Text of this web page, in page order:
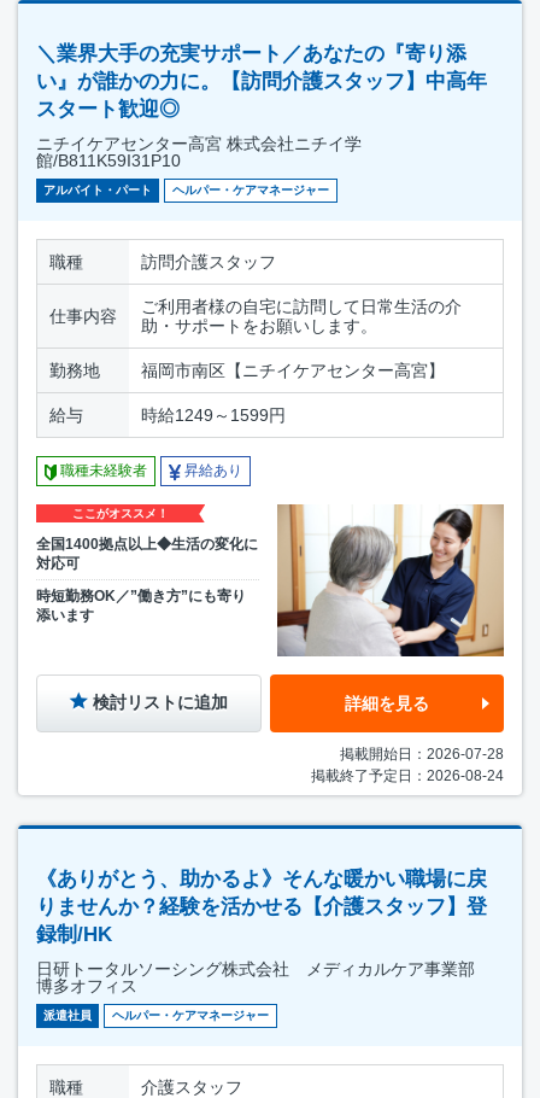
＼業界大手の充実サポート／あなたの『寄り添
い』が誰かの力に。【訪問介護スタッフ】中高年
スタート歓迎◎
ニチイケアセンター高宮 株式会社ニチイ学
館/B811K59I31P10
アルバイト・パート ヘルパー・ケアマネージャー
職種 訪問介護スタッフ
仕事内容
ご利用者様の自宅に訪問して日常生活の介
助・サポートをお願いします。
勤務地 福岡市南区【ニチイケアセンター高宮】
給与 時給1249～1599円
職種未経験者 昇給あり
ここがオススメ！
全国1400拠点以上◆生活の変化に
対応可
時短勤務OK／”働き方”にも寄り
添います
検討リストに追加 詳細を見る
掲載開始日：2026-07-28
掲載終了予定日：2026-08-24
《ありがとう、助かるよ》そんな暖かい職場に戻
りませんか？経験を活かせる【介護スタッフ】登
録制/HK
日研トータルソーシング株式会社 メディカルケア事業部
博多オフィス
派遣社員 ヘルパー・ケアマネージャー
職種 介護スタッフ